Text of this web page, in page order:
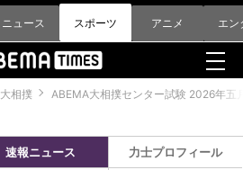
ニュース スポーツ アニメ エン
大相撲 ABEMA大相撲センター試験 2026年五
速報ニュース 力士プロフィール